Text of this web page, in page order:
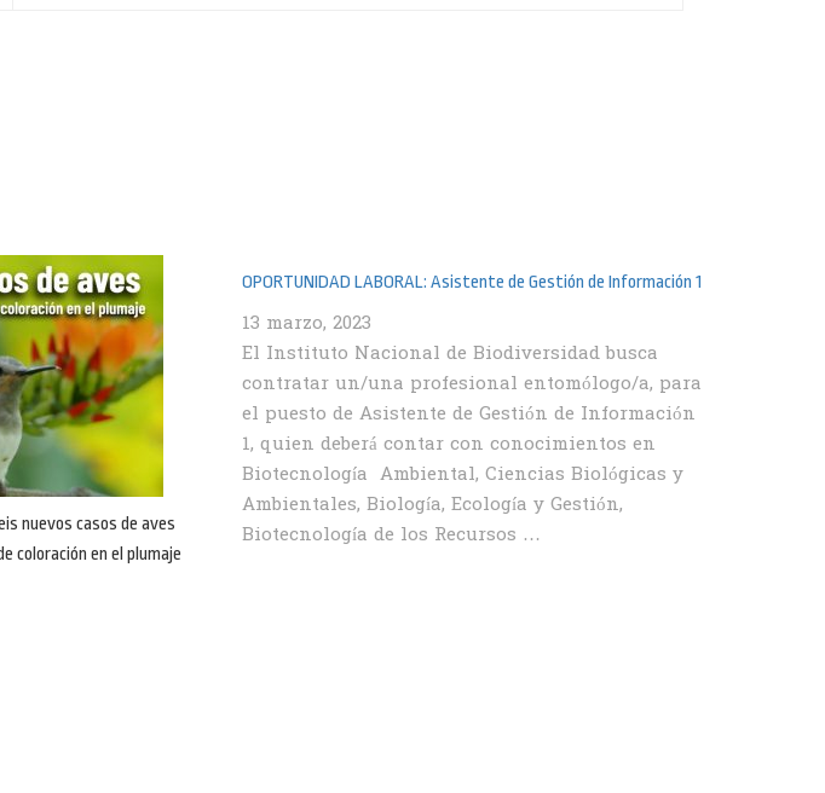
nuevos casos de aves
coloración en el plumaje
OPORTUNIDAD LABORAL: Asistente de Gestión de Información 1
13 marzo, 2023
El Instituto Nacional de Biodiversidad busca
contratar un/una profesional entomólogo/a, para
el puesto de Asistente de Gestión de Información
1, quien deberá contar con conocimientos en
Biotecnología Ambiental, Ciencias Biológicas y
Ambientales, Biología, Ecología y Gestión,
Biotecnología de los Recursos …